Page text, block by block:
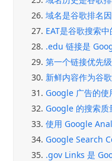
26. 域名是谷歌排名
27. EAT是谷歌搜索
28. .edu 链接是
29. 第一个链接优先
30. 新鲜内容作为谷
31. Google 广告的使
32. Google 的搜索质
33. 使用 Google
34. Google Search
35. .gov Links 是